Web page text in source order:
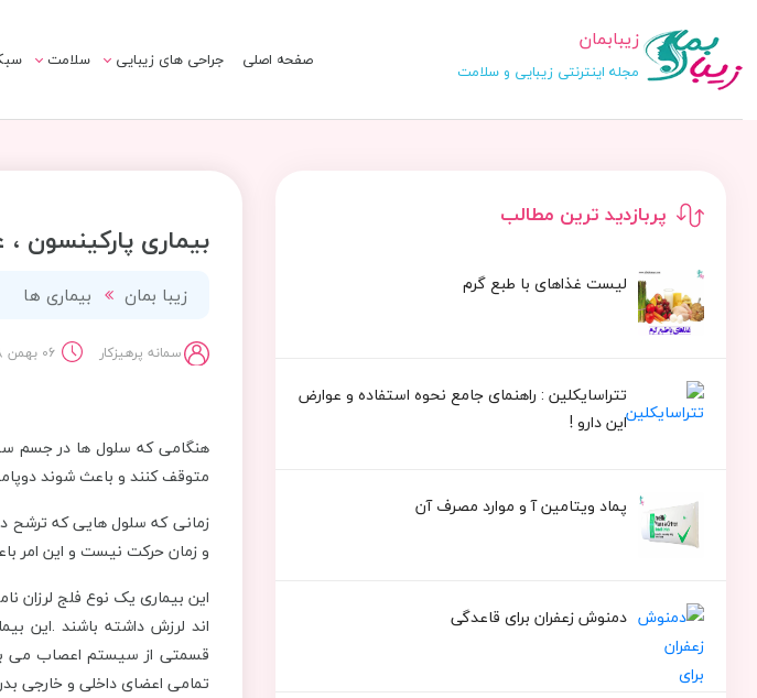
زیبابمان
مجله اینترنتی زیبایی و سلامت صفحه اصلی جراحی های زیبایی سلامت
پربازدید ترین مطالب
لیست غذاهای با طبع گرم
تتراسایکلین : راهنمای جامع نحوه استفاده و عوارض
این دارو !
پماد ویتامین آ و موارد مصرف آن
دمنوش زعفران برای قاعدگی
بیماری پارکینسون
زیبا بمان بیماری ها
سمانه پرهیزکار 06 بهمن 1398
هنگامی که سلول ها در جسم
متوقف کنند و باعث شوند
زمانی که سلول هایی که ترشح
و زمان حرکت نیست و این امر
این بیماری یک نوع فلج لرزان
اند لرزش داشته باشند .این
قسمتی از سیستم اعصاب می
تمامی اعضای داخلی و خارجی